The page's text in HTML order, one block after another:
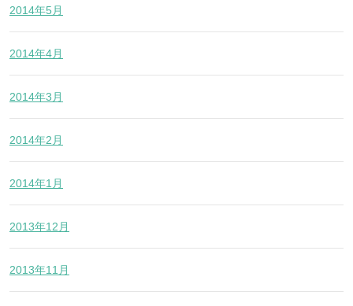
2014年5月
2014年4月
2014年3月
2014年2月
2014年1月
2013年12月
2013年11月